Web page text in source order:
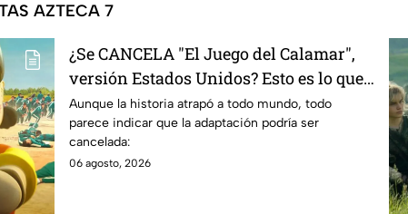
AZTECA 7
¿Se CANCELA "El Juego del Calamar",
versión Estados Unidos? Esto es lo que
se sabe al momento
Aunque la historia atrapó a todo mundo, todo
parece indicar que la adaptación podría ser
cancelada:
06 agosto, 2026